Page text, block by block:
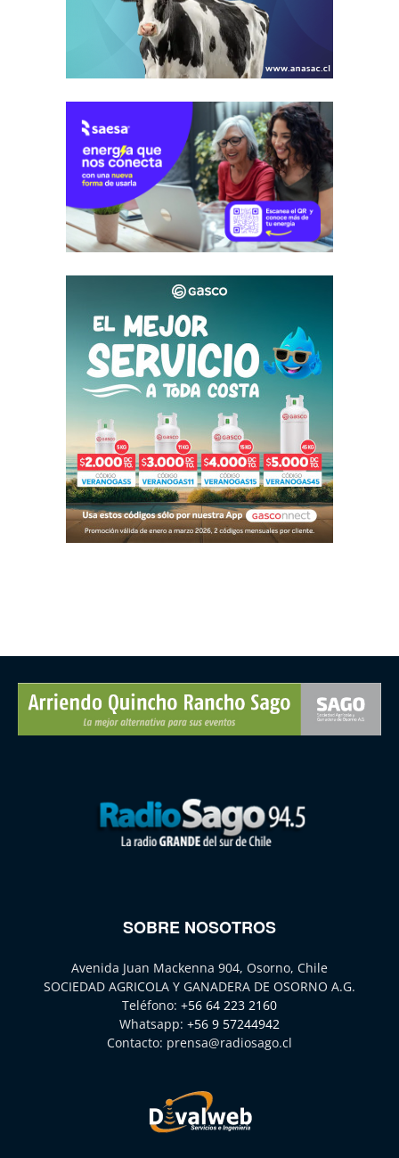
SOBRE NOSOTROS
Avenida Juan Mackenna 904, Osorno, Chile
SOCIEDAD AGRICOLA Y GANADERA DE OSORNO A.G.
Teléfono: +56 64 223 2160
Whatsapp: +56 9 57244942
Contacto: prensa@radiosago.cl